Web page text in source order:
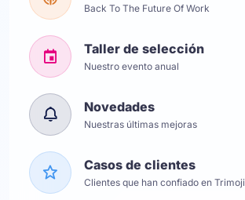
Back To The Future Of Work
Taller de selección
Nuestro evento anual
Novedades
Nuestras últimas mejoras
Casos de clientes
Clientes que han confiado en Trimoji